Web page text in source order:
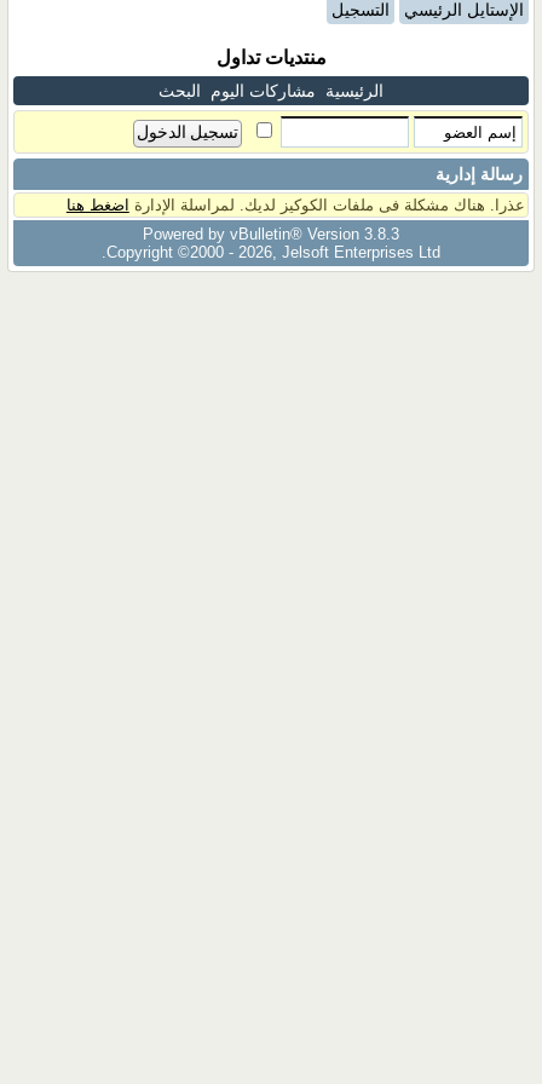
الإستايل الرئيسي التسجيل
منتديات تداول
الرئيسية مشاركات اليوم البحث
رسالة إدارية
عذرا. هناك مشكلة فى ملفات الكوكيز لديك. لمراسلة الإدارة اضغط هنا
Powered by vBulletin® Version 3.8.3
Copyright ©2000 - 2026, Jelsoft Enterprises Ltd.